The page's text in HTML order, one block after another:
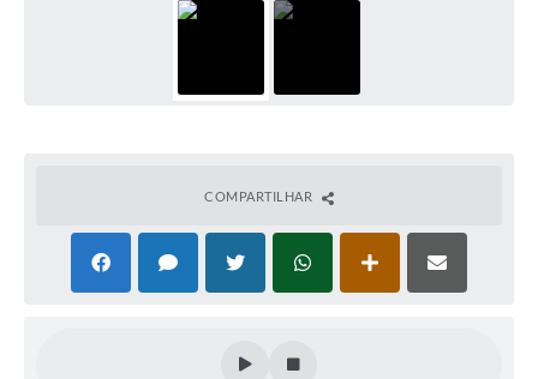
COMPARTILHAR